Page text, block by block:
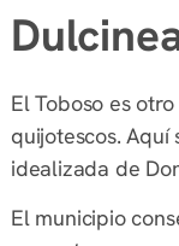
El Toboso es
quijotescos.
idealizada de
El municipio